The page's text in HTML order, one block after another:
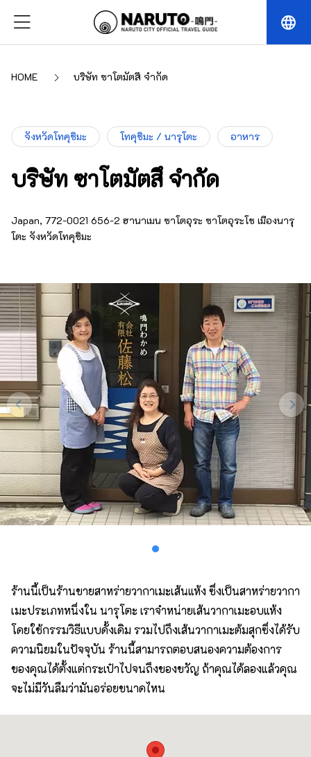
language
HOME บริษัท ซาโตมัตสึ จำกัด
จังหวัดโทคุชิมะ โทคุชิมะ / นารุโตะ อาหาร
บริษัท ซาโตมัตสึ จำกัด
Japan, 772-0021 656-2 ฮานาเมน ซาโตอุระ ซาโตอุระโช เมืองนารุ
โตะ จังหวัดโทคุชิมะ
ร้านนี้เป็นร้านขายสาหร่ายวากาเมะเส้นแห้ง ซึ่งเป็นสาหร่ายวากา
เมะประเภทหนึ่งใน นารุโตะ เราจำหน่ายเส้นวากาเมะอบแห้ง
โดยใช้กรรมวิธีแบบดั้งเดิม รวมไปถึงเส้นวากาเมะต้มสุกซึ่งได้รับ
ความนิยมในปัจจุบัน ร้านนี้สามารถตอบสนองความต้องการ
ของคุณได้ตั้งแต่กระเป๋าไปจนถึงของขวัญ ถ้าคุณได้ลองแล้วคุณ
จะไม่มีวันลืมว่ามันอร่อยขนาดไหน